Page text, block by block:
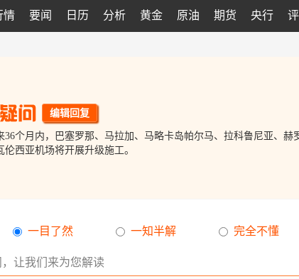
情 要闻 日历 分析 黄金 原油 期货 央行
36个月内，巴塞罗那、马拉加、马略卡岛帕尔马、拉科鲁尼亚、
西亚机场将开展升级施工。
编辑回复
一目了然 一知半解 完全不懂
让我们来为您解读